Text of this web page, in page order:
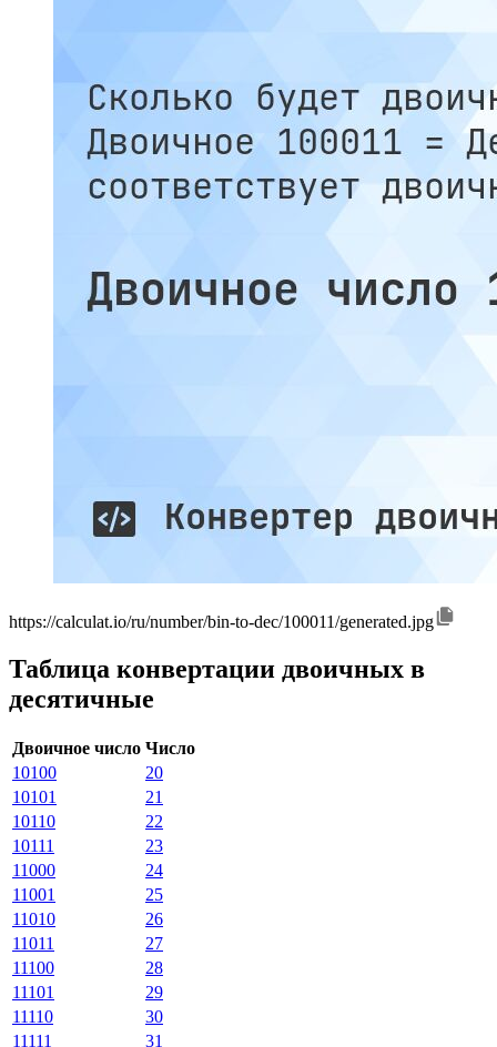
https://calculat.io/ru/number/bin-to-dec/100011/generated.jpg
Таблица конвертации двоичных в
десятичные
Двоичное число Число
10100
20
10101
21
10110
22
10111
23
11000
24
11001
25
11010
26
11011
27
11100
28
11101
29
11110
30
11111
31